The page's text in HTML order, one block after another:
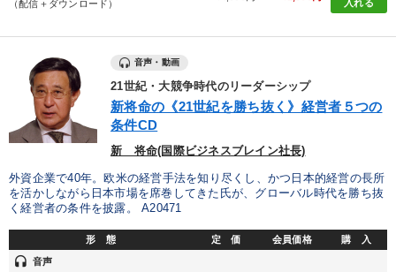
（配信＋ダウンロード）
入れる
音声・動画
21世紀・大競争時代のリーダーシップ
新将命の《21世紀を勝ち抜く》経営者５つの
条件CD
新 将命(国際ビジネスブレイン社長)
外資企業で40年。欧米の経営手法を知り尽くし、かつ日本的経営の長所
を活かしながら日本市場を席巻してきた氏が、グローバル時代を勝ち抜
く経営者の条件を披露。 A20471
形 態 定 価 会員価格 購 入
headset 音声